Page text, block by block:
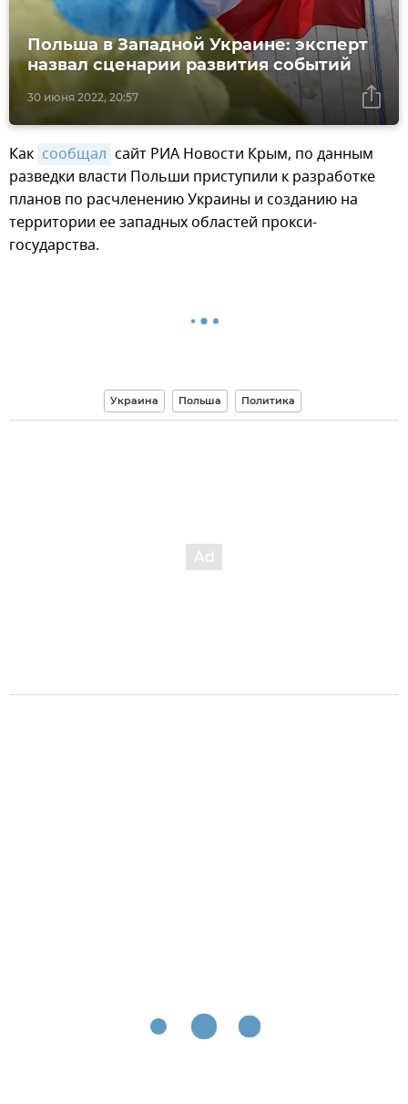
30 июня 2022, 20:57
Польша в Западной Украине: эксперт
назвал сценарии развития событий
Как сообщал сайт РИА Новости Крым, по данным
разведки власти Польши приступили к разработке
планов по расчленению Украины и созданию на
территории ее западных областей прокси-
государства.
Украина Польша Политика